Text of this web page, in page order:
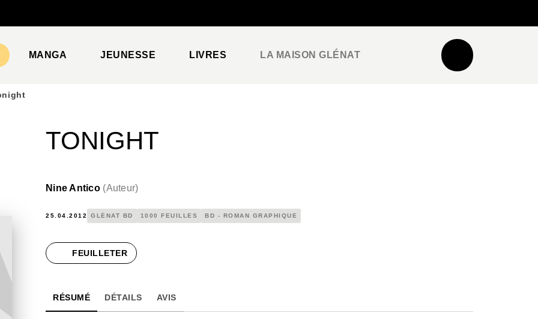
MANGA JEUNESSE LIVRES LA MAISON GLÉNAT
TONIGHT
Nine Antico (Auteur)
25.04.2012 GLÉNAT BD 1000 FEUILLES BD - ROMAN GRAPHIQUE
FEUILLETER
RÉSUMÉ DÉTAILS AVIS